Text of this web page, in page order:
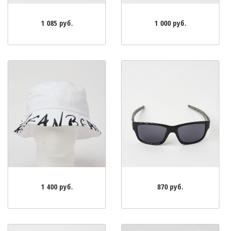
1 085 руб. 1 000 руб.
1 400 руб. 870 руб.